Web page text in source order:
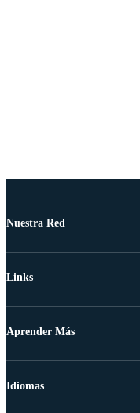
Nuestra Red
Links
Aprender Más
Idiomas